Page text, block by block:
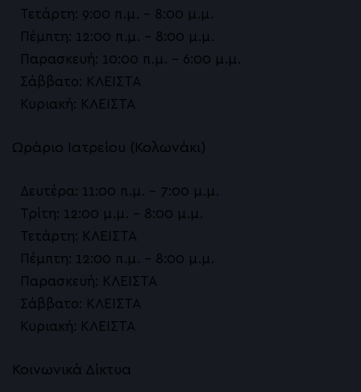
Τετάρτη: 9:00 π.μ. – 8:00 μ.μ.
Πέμπτη: 12:00 π.μ. – 8:00 μ.μ.
Παρασκευή: 10:00 π.μ. – 6:00 μ.μ.
Σάββατο: ΚΛΕΙΣΤΑ
Κυριακή: ΚΛΕΙΣΤΑ
Ωράριο Ιατρείου (Κολωνάκι)
Δευτέρα: 11:00 π.μ. – 7:00 μ.μ.
Τρίτη: 12:00 μ.μ. – 8:00 μ.μ.
Τετάρτη: ΚΛΕΙΣΤΑ
Πέμπτη: 12:00 π.μ. – 8:00 μ.μ.
Παρασκευή: ΚΛΕΙΣΤΑ
Σάββατο: ΚΛΕΙΣΤΑ
Κυριακή: ΚΛΕΙΣΤΑ
Κοινωνικά Δίκτυα